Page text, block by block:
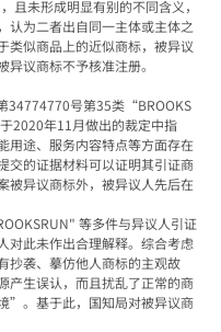
，且未形成明显有别的不同含义，
认为二者出自同一主体或主体之
类似商品上的近似商标，被异议
异议商标不予核准注册。
34774770号第35类 “BROOKS
2020年11 月做出的裁定中指
用途、服务内容特点等方面存在
交的证据材料可以证明其引证商
被异议商标外，被异议人先后在
等多件与异议人引证
对此未作出合理解释。综合考虑
抄袭、摹仿他人商标的主观故
产生误认，而且扰乱了正常的商
”。基于此，国知局对被异议商